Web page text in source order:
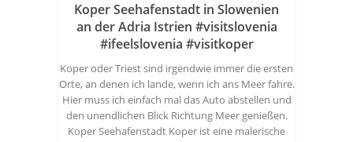
Koper Seehafenstadt in Slowenien
an der Adria Istrien #visitslovenia
#ifeelslovenia #visitkoper
Koper oder Triest sind irgendwie immer die ersten
Orte, an denen ich lande, wenn ich ans Meer fahre.
Hier muss ich einfach mal das Auto abstellen und
den unendlichen Blick Richtung Meer genießen.
Koper Seehafenstadt Koper ist eine malerische